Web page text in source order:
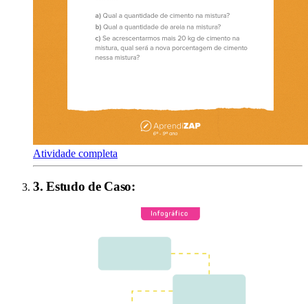
Atividade completa
3.Estudo de Caso: